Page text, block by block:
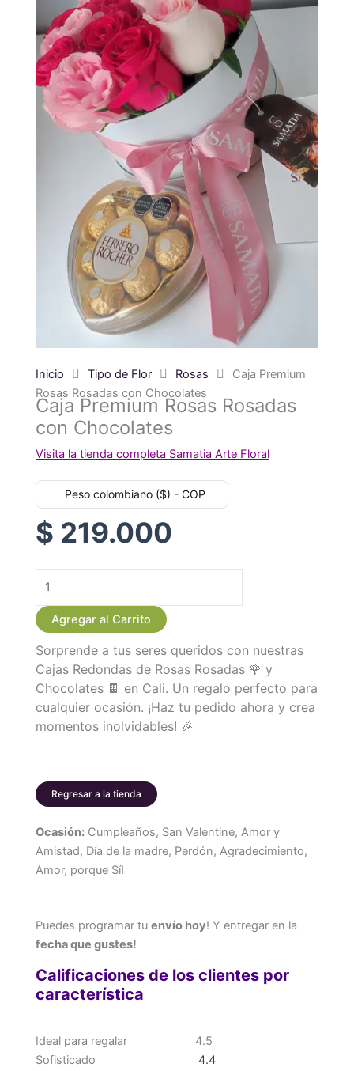
Inicio Tipo de Flor Rosas
Caja Premium
Rosas Rosadas con Chocolates
Caja Premium Rosas Rosadas
con Chocolates
Visita la tienda completa Samatia Arte Floral
Peso colombiano ($) - COP
$ 219.000
Caja
Premium
Rosas
Rosadas
con
Chocolates
cantidad
Agregar al Carrito
Sorprende a tus seres queridos con nuestras
Cajas Redondas de Rosas Rosadas 🌹 y
Chocolates 🍫 en Cali. Un regalo perfecto para
cualquier ocasión. ¡Haz tu pedido ahora y crea
momentos inolvidables! 🎉
Regresar a la tienda
Ocasión: Cumpleaños, San Valentine, Amor y
Amistad, Día de la madre, Perdón, Agradecimiento,
Amor, porque Sí!
Puedes programar tu envío hoy! Y entregar en la
fecha que gustes!
Calificaciones de los clientes por
característica
Ideal para regalar
4.5
Sofisticado
4.4